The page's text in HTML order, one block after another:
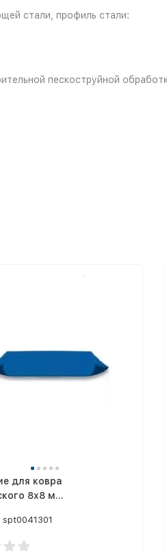
стали, профиль стали:
пескоструйной
для ковра
8х8 м
spt0041301